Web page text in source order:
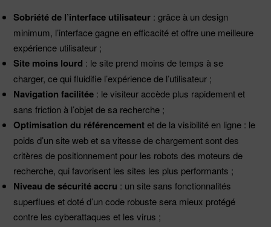
Sobriété de l’interface utilisateur : grâce à un design
minimum, l’interface gagne en efficacité et offre une meilleure
expérience utilisateur ;
Site moins lourd : le site prend moins de temps à se
charger, ce qui fluidifie l’expérience de l’utilisateur ;
Navigation facilitée : le visiteur accède plus rapidement et
sans friction à l’objet de sa recherche ;
Optimisation du référencementet de la visibilité en ligne : le
poids d’un site web et sa vitesse de chargement sont des
critères de positionnement pour les robots des moteurs de
recherche, qui favorisent les sites les plus performants ;
Niveau de sécurité accru : un site sans fonctionnalités
superflues et doté d’un code robuste sera mieux protégé
contre les cyberattaques et les virus ;